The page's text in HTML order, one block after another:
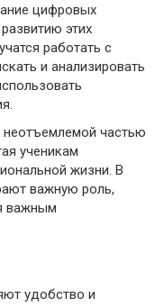
цифровых
этих
работать с
и анализировать
неотъемлемой частью
ученикам
жизни. В
важную роль,
важным
удобство и